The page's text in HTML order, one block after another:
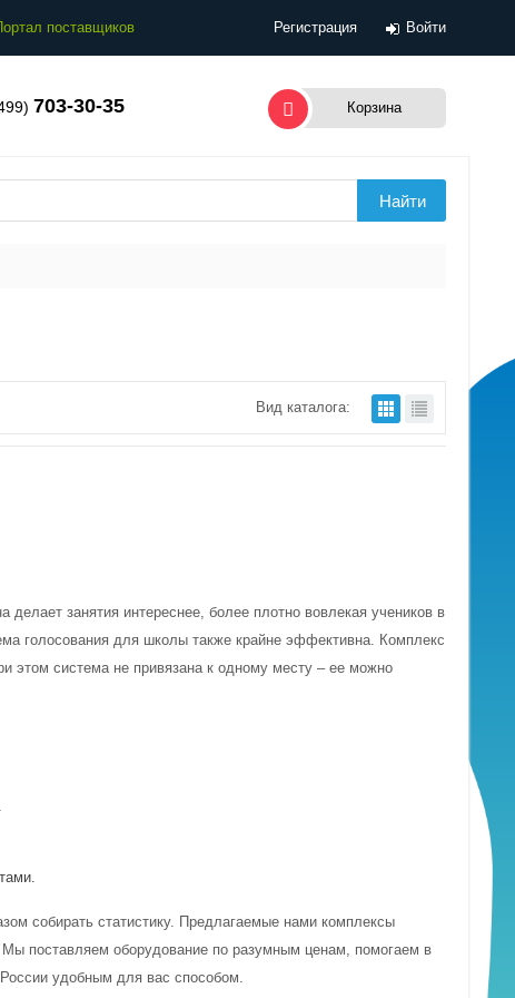
поставщиков Регистрация Войти
703-30-35 Корзина
Вид каталога:
занятия интереснее, более плотно вовлекая учеников в
голосования для школы также крайне эффективна. Комплекс
этом система не привязана к одному месту – ее можно
собирать статистику. Предлагаемые нами комплексы
поставляем оборудование по разумным ценам, помогаем в
удобным для вас способом.